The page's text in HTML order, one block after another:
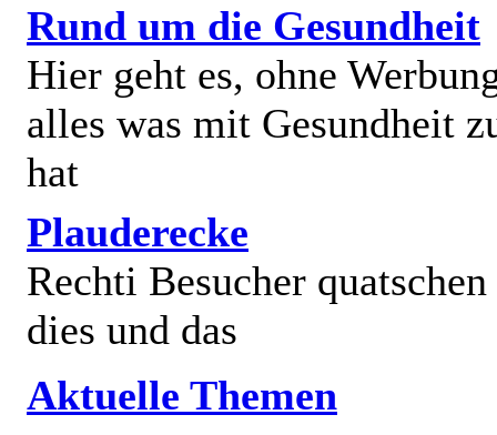
Rund um die Gesundheit
Hier geht es, ohne
alles was mit Gesundheit
hat
Plauderecke
Rechti Besucher
dies und das
Aktuelle Themen